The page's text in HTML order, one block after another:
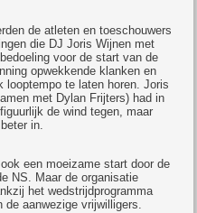
de atleten en toeschouwers
die DJ Joris Wijnen met
voor de start van de
opwekkende klanken en
te laten horen. Joris
met Dylan Frijters) had in
de wind tegen, maar
in.
een moeizame start door de
NS. Maar de organisatie
het wedstrijdprogramma
aanwezige vrijwilligers.